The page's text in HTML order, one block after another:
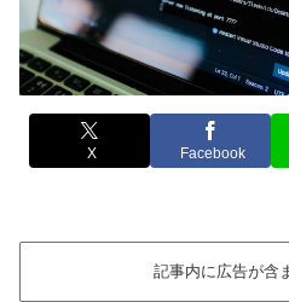
X Facebook
記事内に広告が含